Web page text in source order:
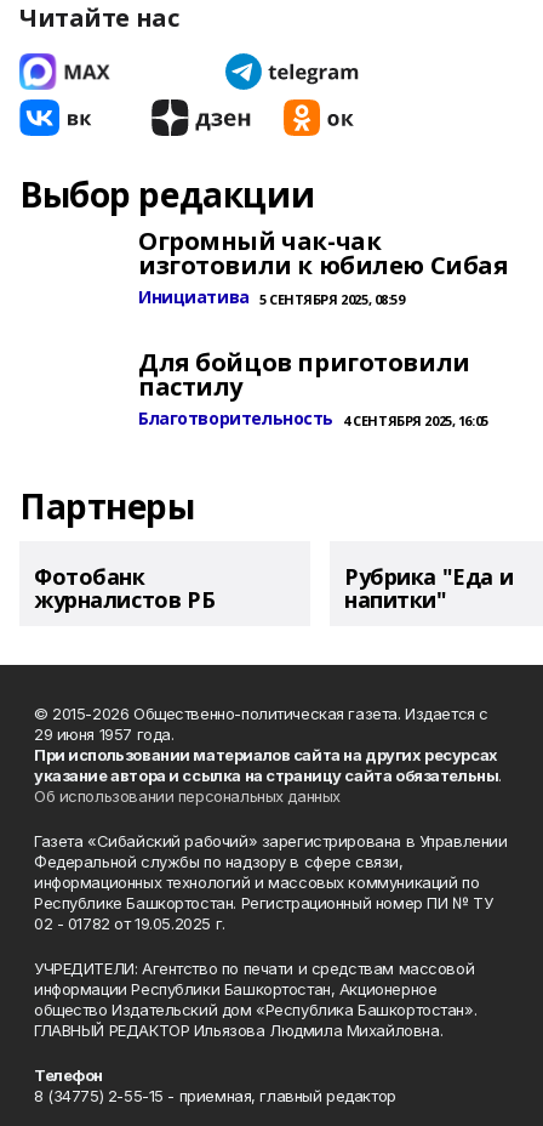
Читайте нас
Выбор редакции
Огромный чак-чак
изготовили к юбилею Сибая
Инициатива 5 СЕНТЯБРЯ 2025, 08:59
Для бойцов приготовили
пастилу
Благотворительность 4 СЕНТЯБРЯ 2025, 16:05
Партнеры
Фотобанк
журналистов РБ
Рубрика "Еда и
напитки"
© 2015-2026 Общественно-политическая газета. Издается с
29 июня 1957 года.
При использовании материалов сайта на других ресурсах
указание автора и ссылка на страницу сайта обязательны.
Об использовании персональных данных
Газета «Сибайский рабочий» зарегистрирована в Управлении
Федеральной службы по надзору в сфере связи,
информационных технологий и массовых коммуникаций по
Республике Башкортостан. Регистрационный номер ПИ № ТУ
02 - 01782 от 19.05.2025 г.
УЧРЕДИТЕЛИ: Агентство по печати и средствам массовой
информации Республики Башкортостан, Акционерное
общество Издательский дом «Республика Башкортостан».
ГЛАВНЫЙ РЕДАКТОР Ильязова Людмила Михайловна.
Телефон
8 (34775) 2-55-15 - приемная, главный редактор